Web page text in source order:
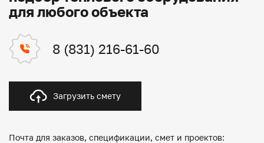
для любого объекта
8 (831) 216-61-60
Загрузить смету
Почта для заказов, спецификации, смет и проектов: